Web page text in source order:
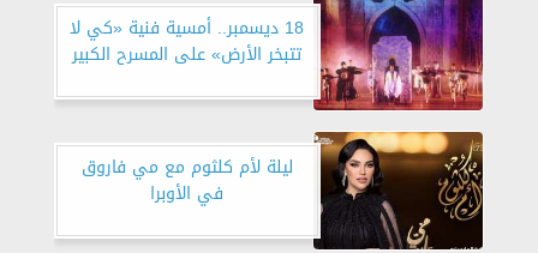
18 ديسمبر.. أمسية فنية «كي لا
تتبخر الأرض» على المسرح الكبير
ليلة لأم كلثوم مع مي فاروق
في الأوبرا